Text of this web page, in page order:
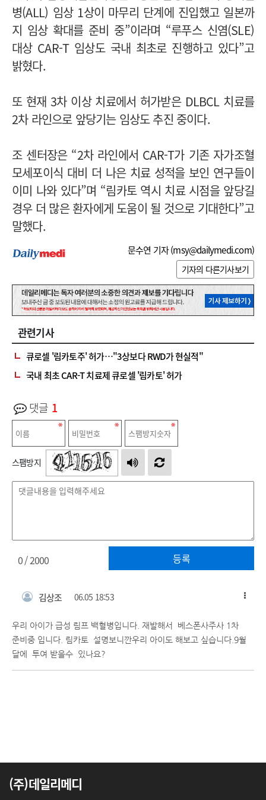
병(ALL) 임상 1상이 마무리 단계에 진입했고 일본까
지 임상 확대를 준비 중”이라며 “루푸스 신염(SLE)
대상 CAR-T 임상도 국내 최초로 진행하고 있다”고
밝혔다.
또 현재 3차 이상 치료에서 허가받은 DLBCL 치료를
2차 라인으로 앞당기는 임상도 추진 중이다.
조 센터장은 “2차 라인에서 CAR-T가 기존 자가조혈
모세포이식 대비 더 나은 치료 성적을 보인 연구들이
이미 나와 있다”며 “림카토 역시 치료 시점을 앞당길
경우 더 많은 환자에게 도움이 될 것으로 기대한다”고
말했다.
문수연 기자 (msy@dailymedi.com)
기자의 다른기사보기
관련기사
큐로셀 '림카토주' 허가…"3상보다 RWD가 현실적"
국내 최초 CAR-T 치료제 큐로셀 '림카토' 허가
댓글 1
스팸방지
등록
0/ 2000
김상조 06.05 18:53
우리 아이가 급성 림프 백혈병입니다. 재발해서 베스폰사주사 1차
준비중 입니다. 림카토 설명보니깐우리 아이도 해보고 싶습니다.9월
달에 투여 받을수 있나요?
(주)데일리메디